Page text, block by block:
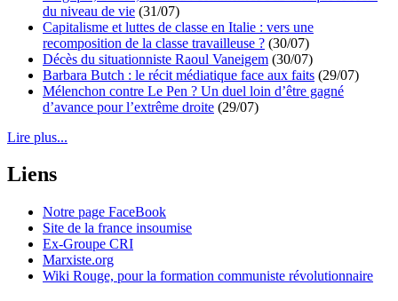
du niveau de vie (31/07)
Capitalisme et luttes de classe en Italie : vers une
recomposition de la classe travailleuse ? (30/07)
Décès du situationniste Raoul Vaneigem (30/07)
Barbara Butch : le récit médiatique face aux faits (29/07)
Mélenchon contre Le Pen ? Un duel loin d’être gagné
d’avance pour l’extrême droite (29/07)
Lire plus...
Liens
Notre page FaceBook
Site de la france insoumise
Ex-Groupe CRI
Marxiste.org
Wiki Rouge, pour la formation communiste révolutionnaire